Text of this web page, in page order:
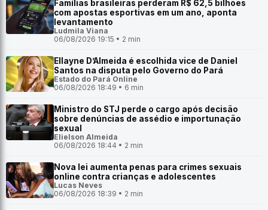
Famílias brasileiras perderam R$ 62,5 bilhões
com apostas esportivas em um ano, aponta
levantamento
Ludmila Viana
06/08/2026 19:15 • 2 min
Ellayne D’Almeida é escolhida vice de Daniel
Santos na disputa pelo Governo do Pará
Estado do Pará Online
06/08/2026 18:49 • 6 min
Ministro do STJ perde o cargo após decisão
sobre denúncias de assédio e importunação
sexual
Elielson Almeida
06/08/2026 18:44 • 2 min
Nova lei aumenta penas para crimes sexuais
online contra crianças e adolescentes
Lucas Neves
06/08/2026 18:39 • 2 min